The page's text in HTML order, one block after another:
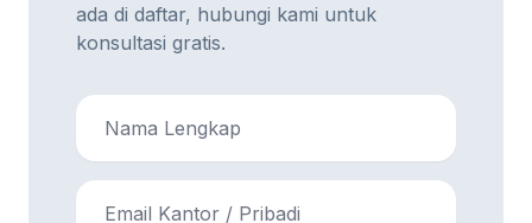
ada di daftar, hubungi kami untuk
konsultasi gratis.